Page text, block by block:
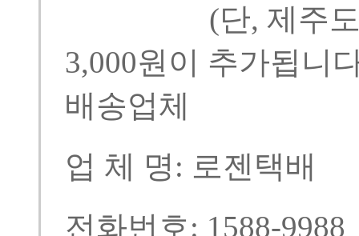
(단, 제주도등
3,000원이 추가됩니
배송업체
업 체 명: 로젠택배
전화번호: 1588-9988